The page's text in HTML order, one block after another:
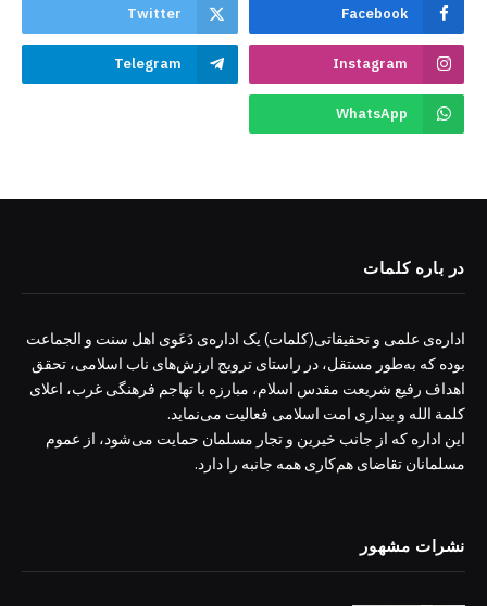
Facebook
Twitter
Instagram
Telegram
WhatsApp
در باره کلمات
اداره‌ی علمی و تحقیقاتی(کلمات) یک اداره‌ی دَعَوی اهل سنت و الجماعت
بوده که به‌طور مستقل، در راستای ترویج ارزش‌های ناب اسلامی، تحقق
اهداف رفیع شریعت مقدس اسلام، مبارزه با تهاجم فرهنگی غرب، اعلای
کلمة الله و بیداری امت اسلامی فعالیت می‌نماید.
این اداره که از جانب خیرین و تجار مسلمان حمایت می‌شود، از عموم
مسلمانان تقاضای هم‌کاری همه جانبه را دارد.
نشرات مشهور